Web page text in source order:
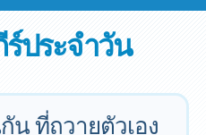
ประจำวัน
น ที่ถวายตัวเอง